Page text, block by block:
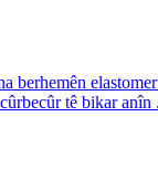
tê bikar anîn